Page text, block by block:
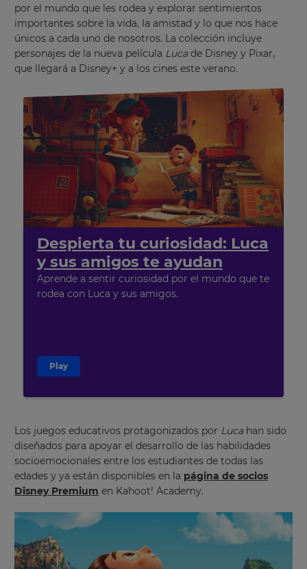
por el mundo que les rodea y explorar sentimientos
importantes sobre la vida, la amistad y lo que nos hace
únicos a cada uno de nosotros. La colección incluye
personajes de la nueva película Luca de Disney y Pixar,
que llegará a Disney+ y a los cines este verano.
Despierta tu curiosidad: Luca
y sus amigos te ayudan
Aprende a sentir curiosidad por el mundo que te
rodea con Luca y sus amigos.
Play
Los juegos educativos protagonizados por Luca han sido
diseñados para apoyar el desarrollo de las habilidades
socioemocionales entre los estudiantes de todas las
edades y ya están disponibles en la página de socios
Disney Premium en Kahoot! Academy.
Update
×